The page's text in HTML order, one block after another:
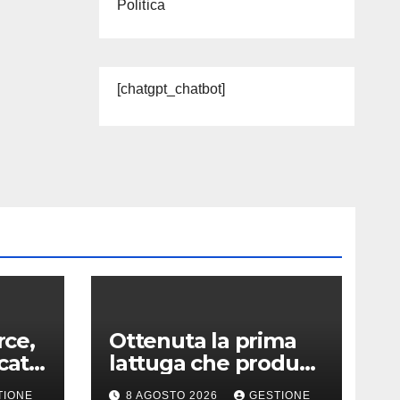
Politica
[chatgpt_chatbot]
Ottenuta la prima
lattuga che produce
una proteina chiave
8 AGOSTO 2026 GESTIONE